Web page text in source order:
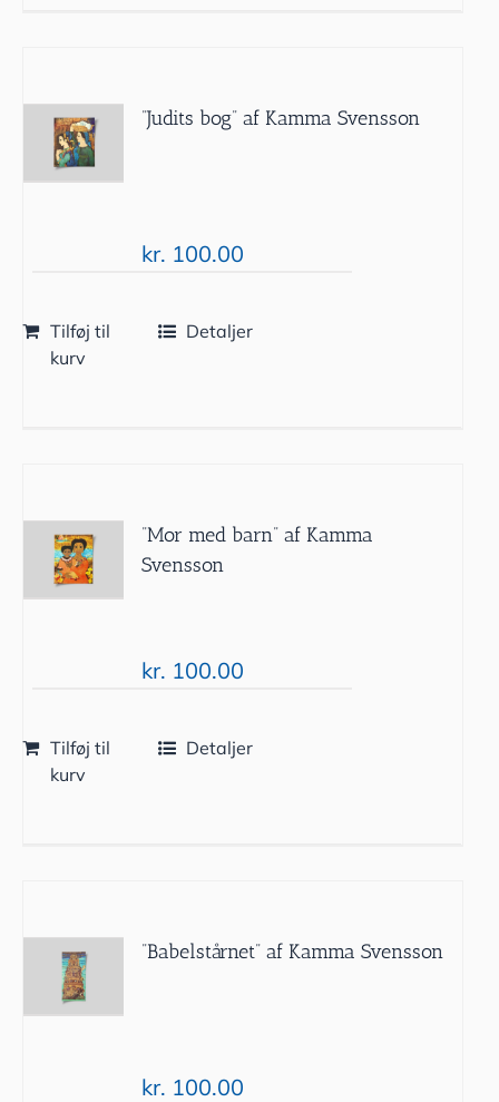
”Judits bog” af Kamma Svensson
kr. 100.00
Tilføj til
kurv
Detaljer
”Mor med barn” af Kamma
Svensson
kr. 100.00
Tilføj til
kurv
Detaljer
”Babelstårnet” af Kamma Svensson
kr. 100.00